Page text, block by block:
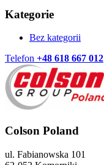
Kategorie
Bez kategorii
Telefon +48 618 667 012
Colson Poland
ul. Fabianowska 101